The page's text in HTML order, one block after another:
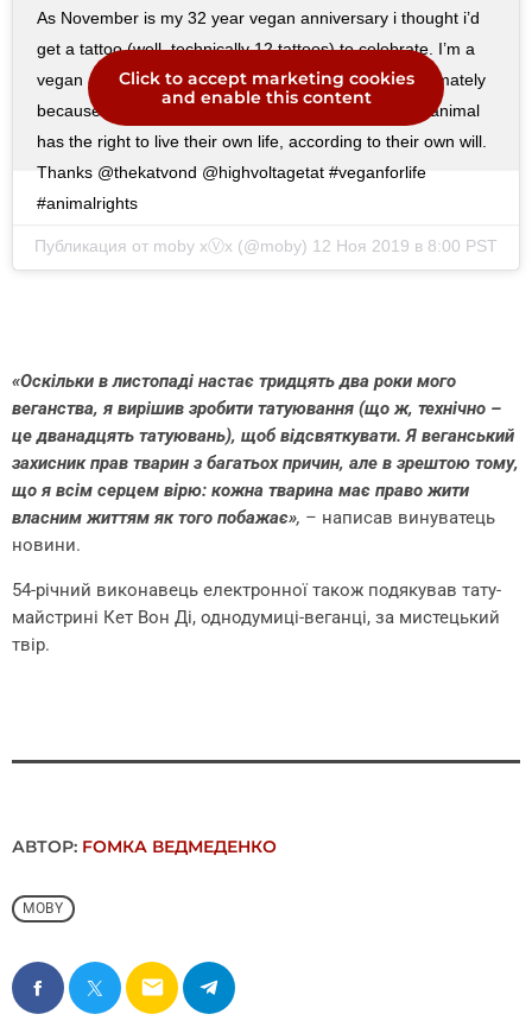
As November is my 32 year vegan anniversary i thought i’d
get a tattoo (well, technically 12 tattoos) to celebrate. I’m a
vegan animal rights activist for many reasons, but ultimately
because i believe at the core of my being that every animal
has the right to live their own life, according to their own will.
Thanks @thekatvond @highvoltagetat #veganforlife
#animalrights
Публикация от moby xⓋx (@moby) 12 Ноя 2019 в 8:00 PST
Click to accept marketing cookies
and enable this content
«Оскільки в листопаді настає тридцять два роки мого
веганства, я вирішив зробити татуювання (що ж, технічно –
це дванадцять татуювань), щоб відсвяткувати. Я веганський
захисник прав тварин з багатьох причин, але в зрештою тому,
що я всім серцем вірю: кожна тварина має право жити
власним життям як того побажає», – написав винуватець
новини.
54-річний виконавець електронної також подякував тату-
майстрині Кет Вон Ді, однодумиці-веганці, за мистецький
твір.
АВТОР: FОMКА ВЕДМЕДЕНКО
MOBY
email